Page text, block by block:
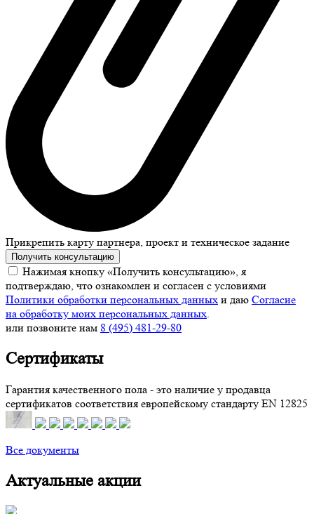
Прикрепить карту партнера, проект и техническое задание
Получить консультацию
Нажимая кнопку «Получить консультацию», я
подтверждаю, что ознакомлен и согласен с условиями
Политики обработки персональных данных и даю Согласие
на обработку моих персональных данных.
или позвоните нам 8 (495) 481-29-80
Сертификаты
Гарантия качественного пола - это наличие у продавца
сертификатов соответствия европейскому стандарту EN 12825
Все документы
Актуальные акции